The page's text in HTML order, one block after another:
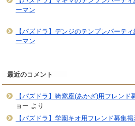
ーマン
【パズドラ】デンジのテンプレパーテ
ーマン
最近のコメント
【パズドラ】猗窩座(あかざ)用フレンド
ョー より
【パズドラ】学園キオ用フレンド募集掲